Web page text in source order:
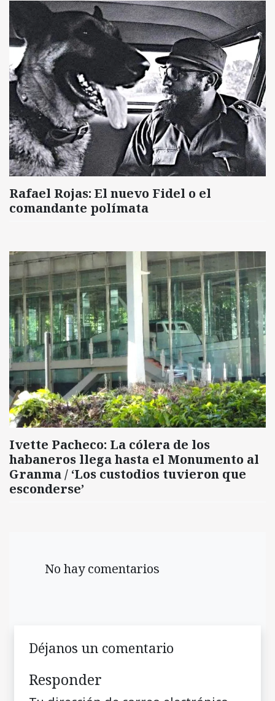
Rafael Rojas: El nuevo Fidel o el
comandante polímata
Ivette Pacheco: La cólera de los
habaneros llega hasta el Monumento al
Granma / ‘Los custodios tuvieron que
esconderse’
No hay comentarios
Déjanos un comentario
Responder